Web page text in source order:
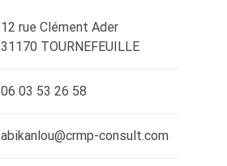
12 rue Clément Ader
31170 TOURNEFEUILLE
06 03 53 26 58
abikanlou@crmp-consult.com